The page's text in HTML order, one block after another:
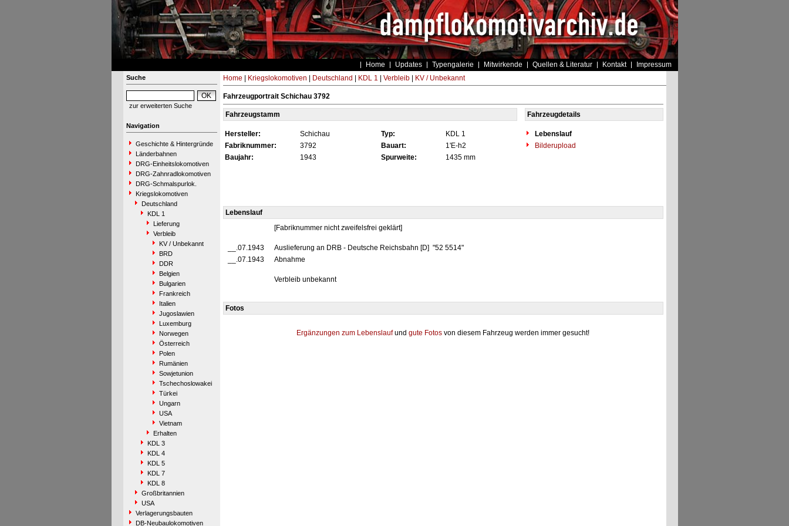
Home Updates Typengalerie Mitwirkende Quellen & Literatur Kontakt Impressum
Suche
zur erweiterten Suche
Navigation
Geschichte & Hintergründe
Länderbahnen
DRG-Einheitslokomotiven
DRG-Zahnradlokomotiven
DRG-Schmalspurlok.
Kriegslokomotiven
Deutschland
KDL 1
Lieferung
Verbleib
KV / Unbekannt
BRD
DDR
Belgien
Bulgarien
Frankreich
Italien
Jugoslawien
Luxemburg
Norwegen
Österreich
Polen
Rumänien
Sowjetunion
Tschechoslowakei
Türkei
Ungarn
USA
Vietnam
Erhalten
KDL 3
KDL 4
KDL 5
KDL 7
KDL 8
Großbritannien
USA
Verlagerungsbauten
DB-Neubaulokomotiven
Home Kriegslokomotiven Deutschland KDL 1 Verbleib| KV / Unbekannt
Fahrzeugportrait Schichau 3792
Fahrzeugstamm Fahrzeugdetails
Hersteller: Schichau Typ: KDL 1
Lebenslauf
Fabriknummer:
3792 Bauart: 1'E-h2
Bilderupload
Baujahr:
1943 Spurweite: 1435 mm
Lebenslauf
[Fabriknummer nicht zweifelsfrei geklärt]
__.07.1943
Auslieferung an DRB - Deutsche Reichsbahn [D] "52 5514"
__.07.1943
Abnahme
Verbleib unbekannt
Fotos
Ergänzungen zum Lebenslaufund gute Fotos von diesem Fahrzeug werden immer gesucht!